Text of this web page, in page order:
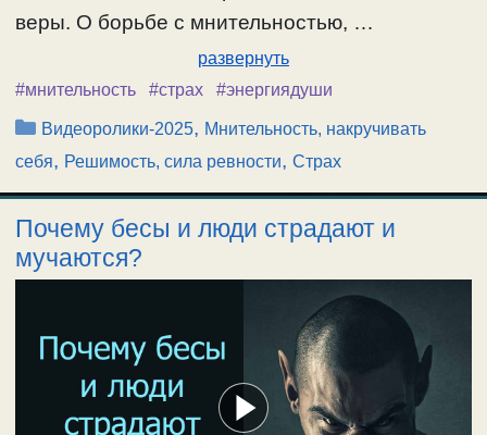
веры. О борьбе с мнительностью, …
развернуть
#мнительность
#страх #энергиядуши
Рубрики
Видеоролики-2025, Мнительность, накручивать
себя, Решимость, сила ревности, Страх
Почему бесы и люди страдают и
мучаются?